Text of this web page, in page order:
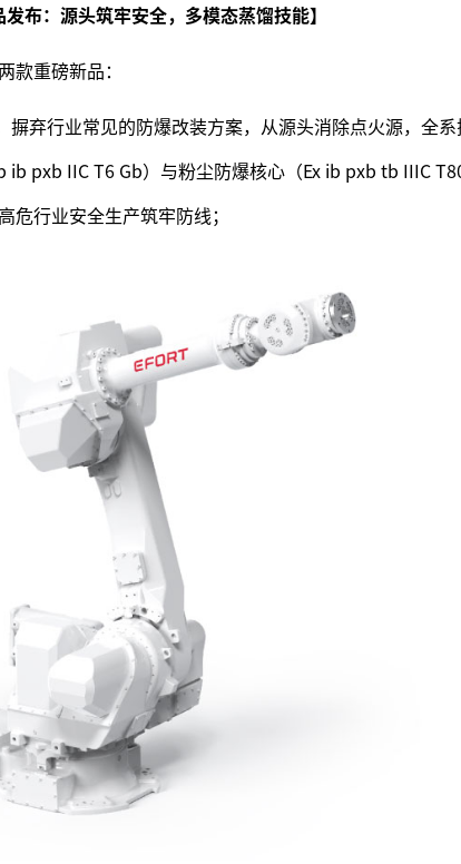
发布：源头筑牢安全，多模态蒸馏技能】
款重磅新品：
摒弃行业常见的防爆改装方案，从源头消除点火源，全
pxb IIC T6 Gb）与粉尘防爆核心（Ex ib pxb tb IIIC
行业安全生产筑牢防线；